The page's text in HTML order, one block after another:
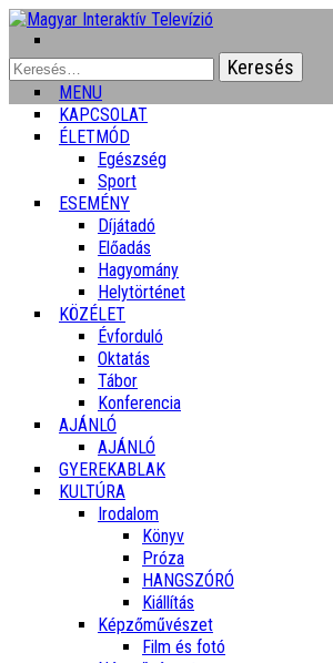
Keresés:
MENU
KAPCSOLAT
ÉLETMÓD
Egészség
Sport
ESEMÉNY
Díjátadó
Előadás
Hagyomány
Helytörténet
KÖZÉLET
Évforduló
Oktatás
Tábor
Konferencia
AJÁNLÓ
AJÁNLÓ
GYEREKABLAK
KULTÚRA
Irodalom
Könyv
Próza
HANGSZÓRÓ
Kiállítás
Képzőművészet
Film és fotó